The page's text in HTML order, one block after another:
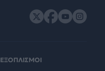
ΕΞΟΠΛΙΣΜΟΙ